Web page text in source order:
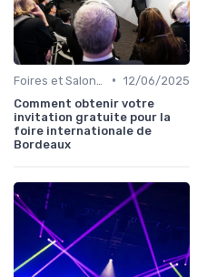
• 12/06/2025
Comment obtenir votre
invitation gratuite pour la
foire internationale de
Bordeaux